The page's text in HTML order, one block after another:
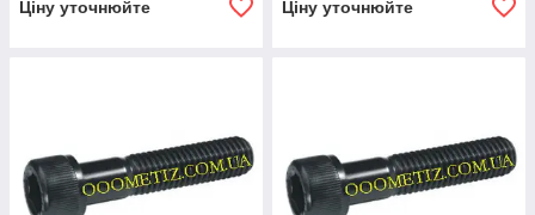
Ціну уточнюйте Ціну уточнюйте